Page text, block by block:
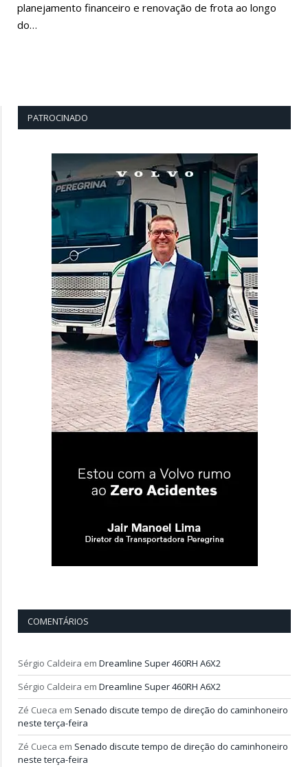
planejamento financeiro e renovação de frota ao longo
do…
PATROCINADO
COMENTÁRIOS
Sérgio Caldeira em Dreamline Super 460RH A6X2
Sérgio Caldeira em Dreamline Super 460RH A6X2
Zé Cueca em Senado discute tempo de direção do caminhoneiro
neste terça-feira
Zé Cueca em Senado discute tempo de direção do caminhoneiro
neste terça-feira